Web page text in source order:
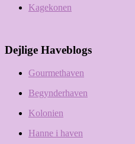
Kagekonen
Dejlige Haveblogs
Gourmethaven
Begynderhaven
Kolonien
Hanne i haven